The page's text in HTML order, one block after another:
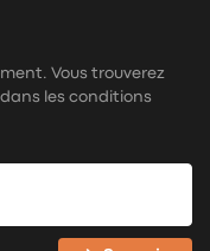
Vous trouverez
les conditions